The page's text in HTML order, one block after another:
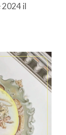
2024 il